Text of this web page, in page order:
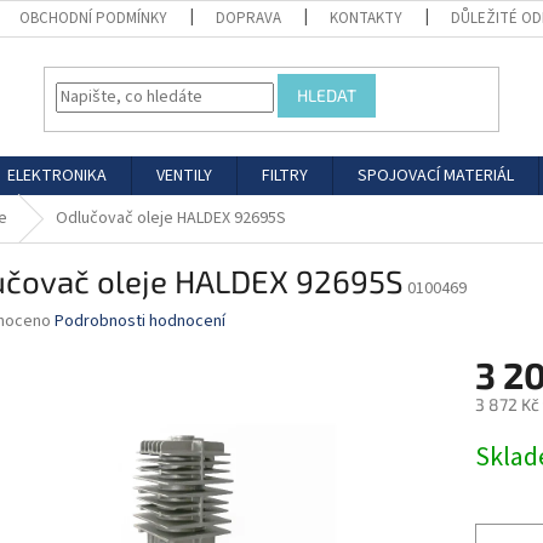
OBCHODNÍ PODMÍNKY DOPRAVA KONTAKTY DŮLEŽITÉ
HLEDAT
ELEKTRONIKA VENTILY FILTRY SPOJOVACÍ MATERIÁL
Odlučovač oleje HALDEX 92695S
oleje HALDEX 92695S 0100469
Podrobnosti hodnocení
3
3 872
cena: